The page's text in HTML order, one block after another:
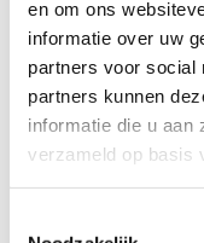
en om ons
informatie over uw
partners voor social
partners kunnen
informatie die u aan
verzameld op basis
een betere
volgens de ESG-
Eén belangrijke
plezier biedt, is hij niet
stunten. Veiligheid is
bent in stunten, raden
stuntsteps te kiezen.